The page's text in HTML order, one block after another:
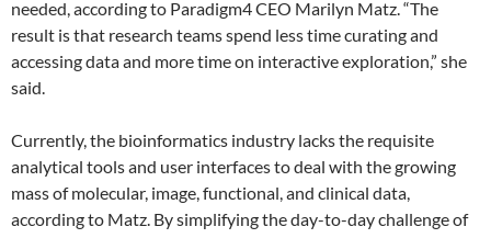
needed, according to Paradigm4 CEO Marilyn Matz. “The
result is that research teams spend less time curating and
accessing data and more time on interactive exploration,” she
said.
Currently, the bioinformatics industry lacks the requisite
analytical tools and user interfaces to deal with the growing
mass of molecular, image, functional, and clinical data,
according to Matz. By simplifying the day-to-day challenge of